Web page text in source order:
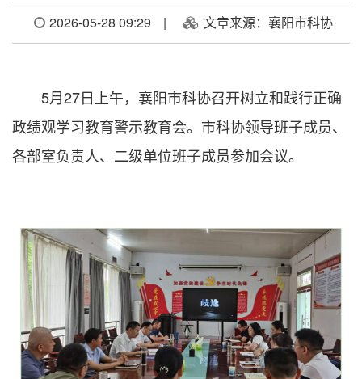
2026-05-28 09:29 | 文章来源：襄阳市科协
5月27日上午，襄阳市科协召开树立和践行正确
政绩观学习教育警示教育会。市科协领导班子成员、
各部室负责人、二级单位班子成员参加会议。